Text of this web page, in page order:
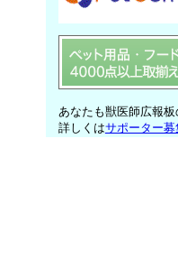
あなたも獣医師広報板
詳しくはサポーター募